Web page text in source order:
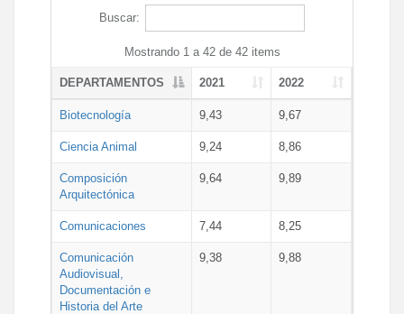
Buscar:
Mostrando 1 a 42 de 42 items
DEPARTAMENTOS 2021 2022
Biotecnología 9,43 9,67
Ciencia Animal 9,24 8,86
Composición
Arquitectónica
9,64 9,89
Comunicaciones 7,44 8,25
Comunicación
Audiovisual,
Documentación e
Historia del Arte
9,38 9,88